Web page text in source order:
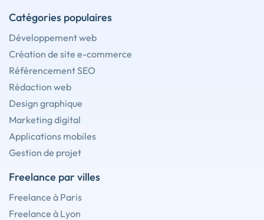
Catégories populaires
Développement web
Création de site e-commerce
Référencement SEO
Rédaction web
Design graphique
Marketing digital
Applications mobiles
Gestion de projet
Freelance par villes
Freelance à Paris
Freelance à Lyon